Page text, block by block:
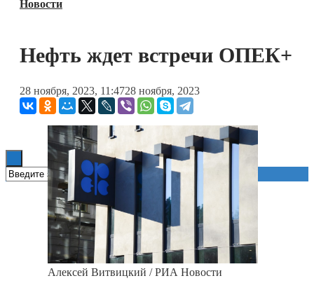
Блокчейн
Технологии
ESG
Новости
Нефть ждет встречи ОПЕК+
28 ноября, 2023, 11:4728 ноября, 2023
Алексей Витвицкий / РИА Новости